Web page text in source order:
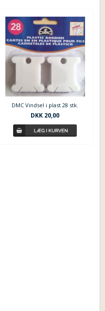
DMC Vindsel i plast 28 stk.
DKK 20,00